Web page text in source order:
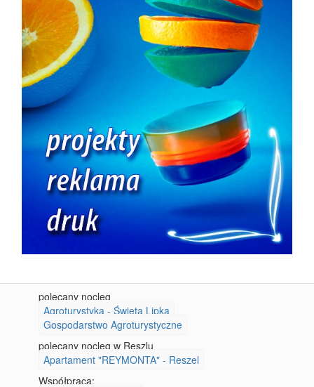
polecany nocleg
Agroturystyka - Święta Lipka
Gospodarstwo Agroturystyczne
polecany nocleg w Reszlu
Apartament "REYMONTA" - Reszel
Współpraca: